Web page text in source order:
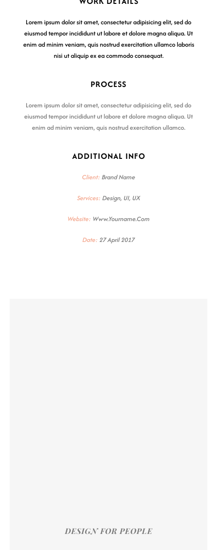
Lorem ipsum dolor sit amet, consectetur adipisicing elit, sed do
eiusmod tempor incididunt ut labore et dolore magna aliqua. Ut
enim ad minim veniam, quis nostrud exercitation ullamco laboris
nisi ut aliquip ex ea commodo consequat.
PROCESS
Lorem ipsum dolor sit amet, consectetur adipisicing elit, sed do
eiusmod tempor incididunt ut labore et dolore magna aliqua. Ut
enim ad minim veniam, quis nostrud exercitation ullamco.
ADDITIONAL INFO
Client: Brand Name
Services: Design, UI, UX
Website: Www.yourname.com
Date: 27 April 2017
DESIGN FOR PEOPLE